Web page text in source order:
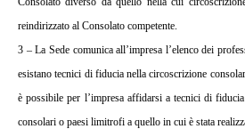
reindirizzato al Consolato competente.
3 – La Sede comunica all’impresa l’elenco dei
esistano tecnici di fiducia nella circoscrizione
è possibile per l’impresa affidarsi a tecnici di
consolari o paesi limitrofi a quello in cui è stata